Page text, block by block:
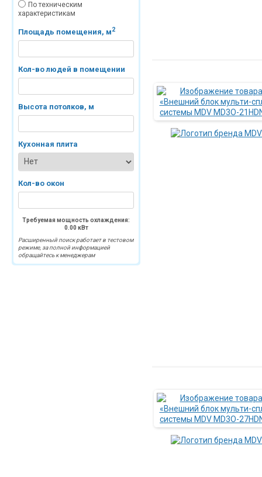
По техническим
характеристикам
Площадь помещения, м2
Кол-во людей в помещении
Высота потолков, м
Кухонная плита
Кол-во окон
Требуемая мощность охлаждения:
0.00 кВт
Расширенный поиск работает в тестовом
режиме, за полной информацией
обращайтесь к менеджерам